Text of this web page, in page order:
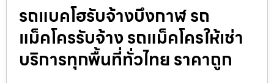
รถแบคโฮรับจ้างบึงกาฬ รถ
แม็คโครรับจ้าง รถแม็คโครให้เช่า
บริการทุกพื้นที่ทั่วไทย ราคาถูก